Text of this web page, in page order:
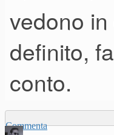
vedono
definito,
conto.
Commenta